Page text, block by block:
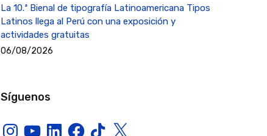
La 10.ª Bienal de tipografía Latinoamericana Tipos
Latinos llega al Perú con una exposición y
actividades gratuitas
06/08/2026
Síguenos
InstagramYouTubeLinkedInFacebook
TikTokX